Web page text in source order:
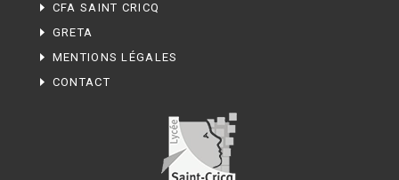
CFA SAINT CRICQ
GRETA
MENTIONS LÉGALES
CONTACT